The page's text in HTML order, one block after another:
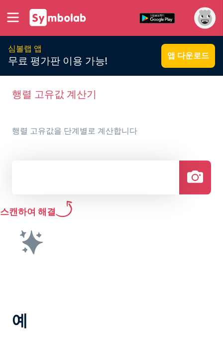
심볼랩 앱
무료 평가판 이용 가능! 앱 다운로드
행렬 고유값 계산기
행렬 고유값을 단계별로 계산합니다
스캔하여 해결
예